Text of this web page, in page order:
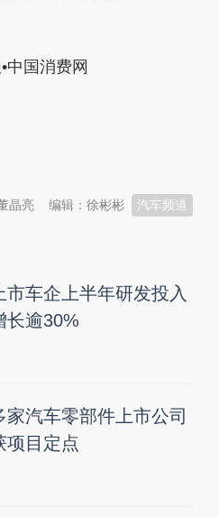
中国消费网
汽车频道
编辑：徐彬彬
晶亮
市车企上半年研发投入
长逾30%
家汽车零部件上市公司
项目定点